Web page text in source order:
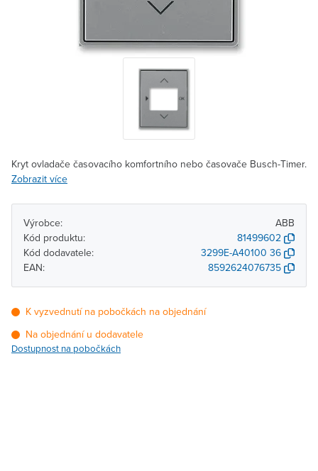
Kryt ovladače časovacího komfortního nebo časovače Busch-Timer.
Zobrazit více
Výrobce:
ABB
Kód produktu:
81499602
Kód dodavatele:
3299E-A40100 36
EAN:
8592624076735
K vyzvednutí na pobočkách na objednání
Na objednání u dodavatele
Dostupnost na pobočkách